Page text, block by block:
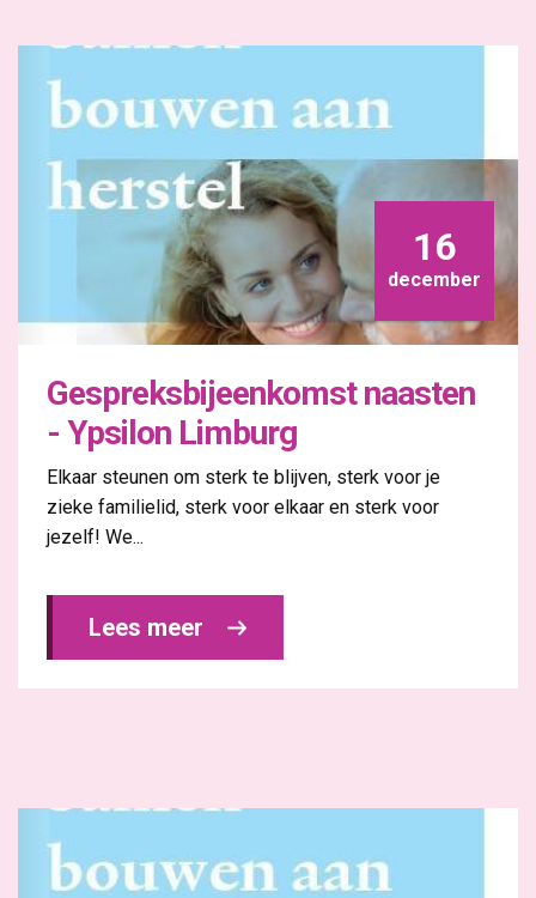
16
december
Gespreksbijeenkomst naasten
- Ypsilon Limburg
Elkaar steunen om sterk te blijven, sterk voor je
zieke familielid, sterk voor elkaar en sterk voor
jezelf! We...
Lees meer